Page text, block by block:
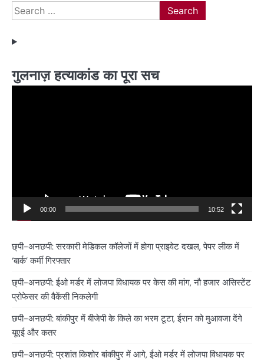
Search
for:
गुलनाज़ हत्याकांड का पूरा सच
00:00 10:52
छ्पी-अनछपी: सरकारी मेडिकल कॉलेजों में होगा प्राइवेट दखल, पेपर लीक में
‘बार्क’ कर्मी गिरफ्तार
छ्पी-अनछपी: ईओ मर्डर में लोजपा विधायक पर केस की मांग, नौ हजार असिस्टेंट
प्रोफेसर की वैकेंसी निकलेगी
छपी-अनछपी: बांकीपुर में बीजेपी के किले का भरम टूटा, ईरान को मुआवजा देंगे
यूएई और कतर
छपी-अनछपी: प्रशांत किशोर बांकीपुर में आगे, ईओ मर्डर में लोजपा विधायक पर